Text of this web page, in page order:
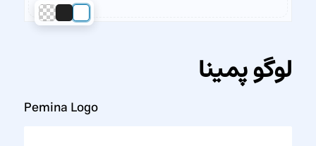
لوگو پمینا
Pemina Logo